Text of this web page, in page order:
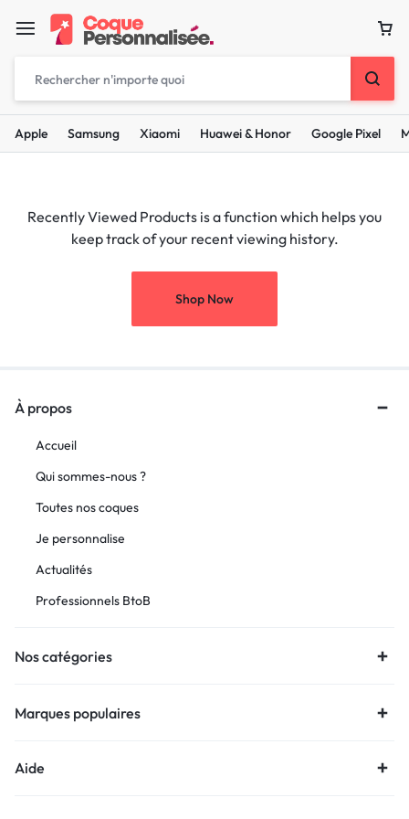
Apple Samsung Xiaomi Huawei & Honor Google Pixel
Recently Viewed Products is a function which helps you
keep track of your recent viewing history.
Shop Now
À propos
Accueil
Qui sommes-nous ?
Toutes nos coques
Je personnalise
Actualités
Professionnels BtoB
Nos catégories
Marques populaires
Aide